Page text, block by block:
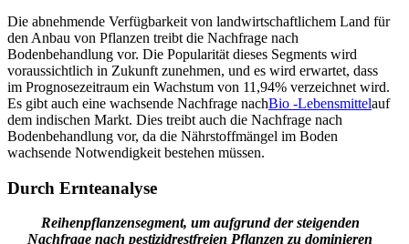
Die abnehmende Verfügbarkeit von landwirtschaftlichem Land für
den Anbau von Pflanzen treibt die Nachfrage nach
Bodenbehandlung vor. Die Popularität dieses Segments wird
voraussichtlich in Zukunft zunehmen, und es wird erwartet, dass
im Prognosezeitraum ein Wachstum von 11,94% verzeichnet wird.
Es gibt auch eine wachsende Nachfrage nachBio -Lebensmittelauf
dem indischen Markt. Dies treibt auch die Nachfrage nach
Bodenbehandlung vor, da die Nährstoffmängel im Boden
wachsende Notwendigkeit bestehen müssen.
Durch Ernteanalyse
Reihenpflanzensegment, um aufgrund der steigenden
Nachfrage nach pestizidrestfreien Pflanzen zu dominieren